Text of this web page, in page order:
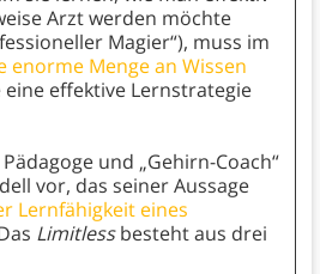
Arzt werden möchte
Magier“), muss im
enorme Menge an Wissen
effektive Lernstrategie
und „Gehirn-Coach“
vor, das seiner Aussage
Lernfähigkeit eines
Limitlessbesteht aus drei